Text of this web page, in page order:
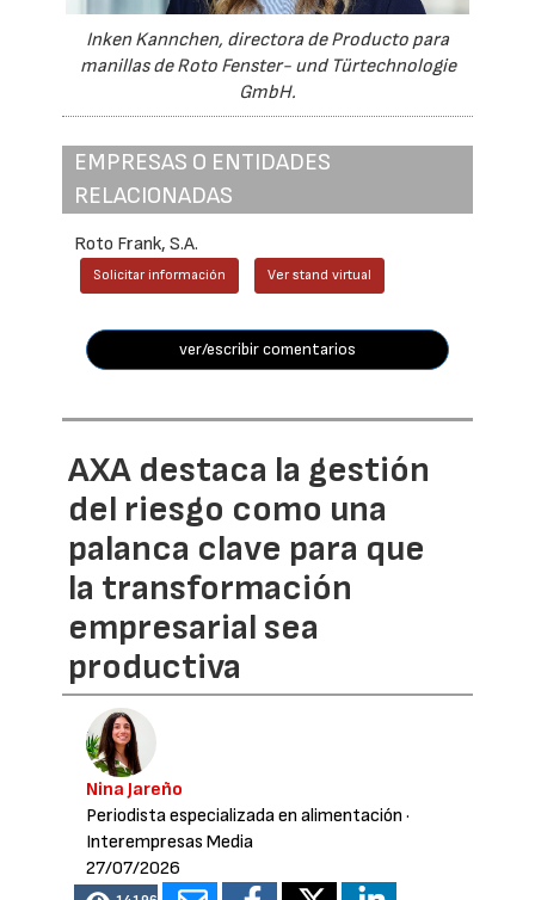
Inken Kannchen, directora de Producto para
manillas de Roto Fenster- und Türtechnologie
GmbH.
EMPRESAS O ENTIDADES
RELACIONADAS
Roto Frank, S.A.
Solicitar información Ver stand virtual
ver/escribir comentarios
AXA destaca la gestión
del riesgo como una
palanca clave para que
la transformación
empresarial sea
productiva
Nina Jareño
Periodista especializada en alimentación ·
Interempresas Media
27/07/2026